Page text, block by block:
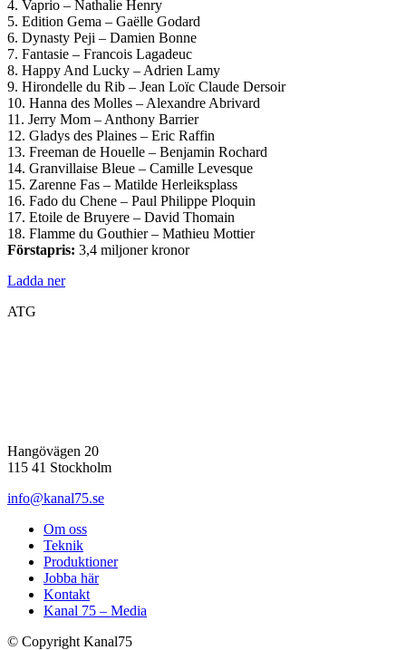
4. Vaprio – Nathalie Henry
5. Edition Gema – Gaëlle Godard
6. Dynasty Peji – Damien Bonne
7. Fantasie – Francois Lagadeuc
8. Happy And Lucky – Adrien Lamy
9. Hirondelle du Rib – Jean Loïc Claude Dersoir
10. Hanna des Molles – Alexandre Abrivard
11. Jerry Mom – Anthony Barrier
12. Gladys des Plaines – Eric Raffin
13. Freeman de Houelle – Benjamin Rochard
14. Granvillaise Bleue – Camille Levesque
15. Zarenne Fas – Matilde Herleiksplass
16. Fado du Chene – Paul Philippe Ploquin
17. Etoile de Bruyere – David Thomain
18. Flamme du Gouthier – Mathieu Mottier
Förstapris: 3,4 miljoner kronor
Ladda ner
ATG
Hangövägen 20
115 41 Stockholm
info@kanal75.se
Om oss
Teknik
Produktioner
Jobba här
Kontakt
Kanal 75 – Media
© Copyright Kanal75